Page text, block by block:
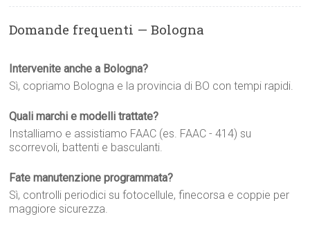
Domande frequenti — Bologna
Intervenite anche a Bologna?
Sì, copriamo Bologna e la provincia di BO con tempi rapidi.
Quali marchi e modelli trattate?
Installiamo e assistiamo FAAC (es. FAAC - 414) su
scorrevoli, battenti e basculanti.
Fate manutenzione programmata?
Sì, controlli periodici su fotocellule, finecorsa e coppie per
maggiore sicurezza.